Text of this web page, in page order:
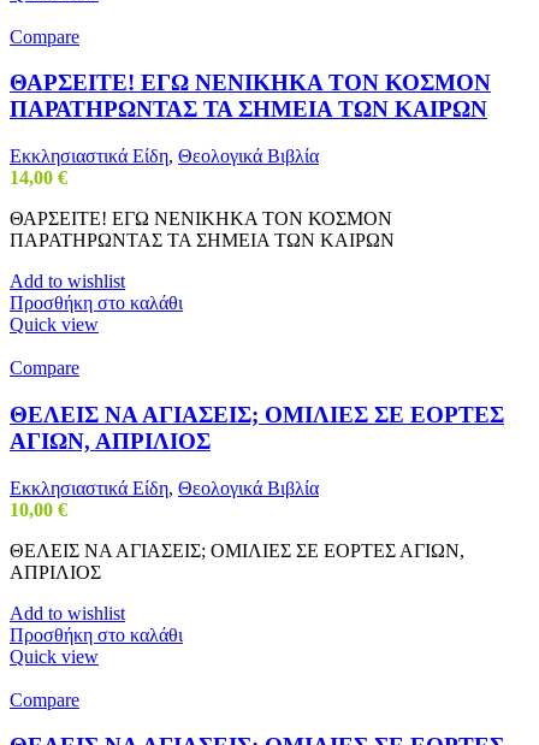
Compare
ΘΑΡΣΕΙΤΕ! ΕΓΩ ΝΕΝΙΚΗΚΑ ΤΟΝ ΚΟΣΜΟΝ
ΠΑΡΑΤΗΡΩΝΤΑΣ ΤΑ ΣΗΜΕΙΑ ΤΩΝ ΚΑΙΡΩΝ
Εκκλησιαστικά Είδη, Θεολογικά Βιβλία
14,00 €
ΘΑΡΣΕΙΤΕ! ΕΓΩ ΝΕΝΙΚΗΚΑ ΤΟΝ ΚΟΣΜΟΝ
ΠΑΡΑΤΗΡΩΝΤΑΣ ΤΑ ΣΗΜΕΙΑ ΤΩΝ ΚΑΙΡΩΝ
Add to wishlist
Προσθήκη στο καλάθι
Quick view
Compare
ΘΕΛΕΙΣ ΝΑ ΑΓΙΑΣΕΙΣ; ΟΜΙΛΙΕΣ ΣΕ ΕΟΡΤΕΣ
ΑΓΙΩΝ, ΑΠΡΙΛΙΟΣ
Εκκλησιαστικά Είδη, Θεολογικά Βιβλία
10,00 €
ΘΕΛΕΙΣ ΝΑ ΑΓΙΑΣΕΙΣ; ΟΜΙΛΙΕΣ ΣΕ ΕΟΡΤΕΣ ΑΓΙΩΝ,
ΑΠΡΙΛΙΟΣ
Add to wishlist
Προσθήκη στο καλάθι
Quick view
Compare